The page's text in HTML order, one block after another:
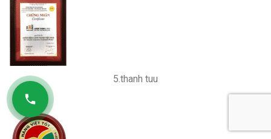
5.thanh tuu